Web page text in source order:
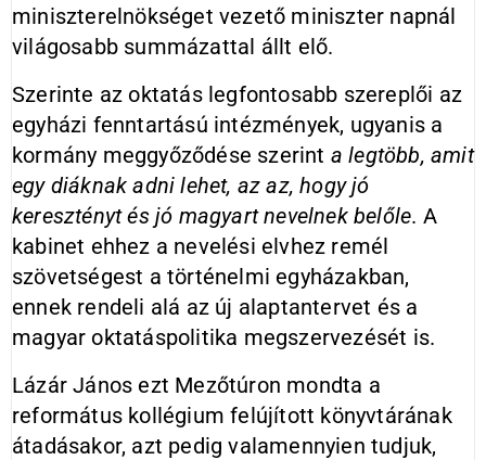
miniszterelnökséget vezető miniszter napnál
világosabb summázattal állt elő.
Szerinte az oktatás legfontosabb szereplői az
egyházi fenntartású intézmények, ugyanis a
kormány meggyőződése szerint a legtöbb, amit
egy diáknak adni lehet, az az, hogy jó
keresztényt és jó magyart nevelnek belőle. A
kabinet ehhez a nevelési elvhez remél
szövetségest a történelmi egyházakban,
ennek rendeli alá az új alaptantervet és a
magyar oktatáspolitika megszervezését is.
Lázár János ezt Mezőtúron mondta a
református kollégium felújított könyvtárának
átadásakor, azt pedig valamennyien tudjuk,